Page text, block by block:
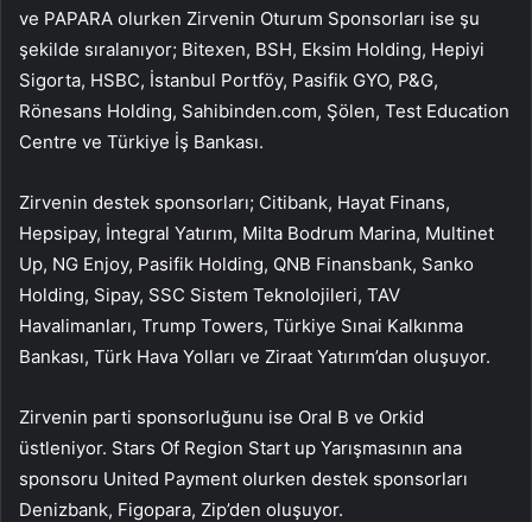
ve PAPARA olurken Zirvenin Oturum Sponsorları ise şu
şekilde sıralanıyor; Bitexen, BSH, Eksim Holding, Hepiyi
Sigorta, HSBC, İstanbul Portföy, Pasifik GYO, P&G,
Rönesans Holding, Sahibinden.com, Şölen, Test Education
Centre ve Türkiye İş Bankası.
Zirvenin destek sponsorları; Citibank, Hayat Finans,
Hepsipay, İntegral Yatırım, Milta Bodrum Marina, Multinet
Up, NG Enjoy, Pasifik Holding, QNB Finansbank, Sanko
Holding, Sipay, SSC Sistem Teknolojileri, TAV
Havalimanları, Trump Towers, Türkiye Sınai Kalkınma
Bankası, Türk Hava Yolları ve Ziraat Yatırım’dan oluşuyor.
Zirvenin parti sponsorluğunu ise Oral B ve Orkid
üstleniyor. Stars Of Region Start up Yarışmasının ana
sponsoru United Payment olurken destek sponsorları
Denizbank, Figopara, Zip’den oluşuyor.